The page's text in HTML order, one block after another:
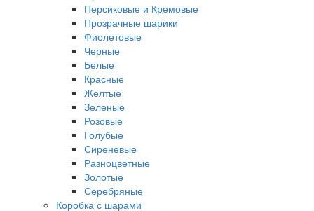
Персиковые и Кремовые
Прозрачные шарики
Фиолетовые
Черные
Белые
Красные
Желтые
Зеленые
Розовые
Голубые
Сиреневые
Разноцветные
Золотые
Серебряные
Коробка с шарами